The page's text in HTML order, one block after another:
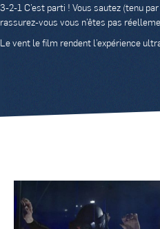
3-2-1 C’est parti ! Vous sautez (tenu
rassurez-vous vous n’êtes pas
Le vent le film rendent l’expérience